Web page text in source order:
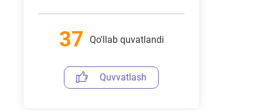
37 Qo'llab quvatlandi
Quvvatlash